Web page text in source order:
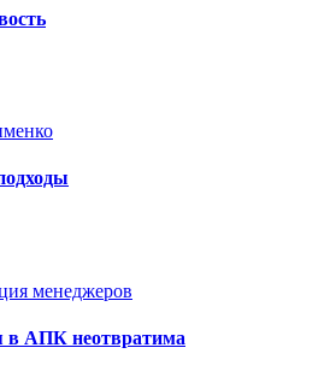
в АПК неотвратима